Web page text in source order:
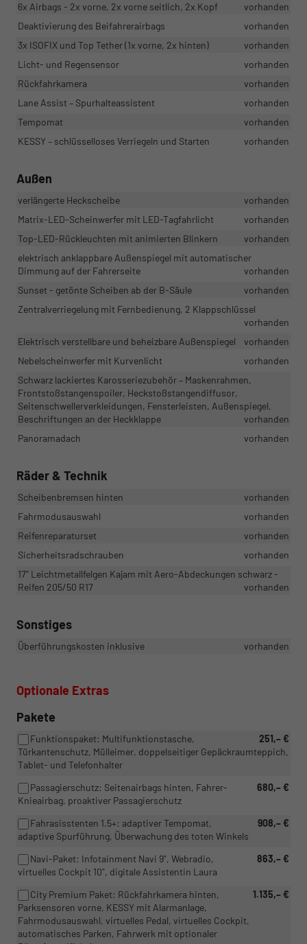
6x Airbags - 2x vorne, 2x vorne seitlich, 2x Kopf
vorhanden
Deaktivierung des Beifahrerairbags
vorhanden
3x ISOFIX und Top Tether (1x vorne, 2x hinten)
vorhanden
Licht- und Regensensor
vorhanden
Rückfahrkamera
vorhanden
Lane Assist – Spurhalteassistent
vorhanden
Tempomat
vorhanden
KESSY – schlüsselloses Verriegeln und Starten
vorhanden
Außen
verlängerte Heckscheibe
vorhanden
Matrix-LED-Scheinwerfer mit LED-Tagfahrlicht
vorhanden
Top-LED-Rückleuchten mit animierten Blinkern
vorhanden
elektrisch anklappbare Außenspiegel mit automatischer
Dimmung auf der Fahrerseite
vorhanden
Sunset - getönte Scheiben ab der B-Säule
vorhanden
Zentralverriegelung mit Fernbedienung, 2 Klappschlüssel
vorhanden
Elektrisch verstellbare und beheizbare Außenspiegel
vorhanden
Nebelscheinwerfer mit Kurvenlicht
vorhanden
Schwarz lackiertes Karosseriezubehör – Maskenrahmen,
Frontstoßstangenspoiler, Heckstoßstangendiffusor,
Seitenschwellerverkleidungen, Fensterleisten, Außenspiegel,
Beschriftungen an der Heckklappe
vorhanden
Panoramadach
vorhanden
Räder & Technik
Scheibenbremsen hinten
vorhanden
Fahrmodusauswahl
vorhanden
Reifenreparaturset
vorhanden
Sicherheitsradschrauben
vorhanden
17" Leichtmetallfelgen Kajam mit Aero-Abdeckungen schwarz -
Reifen 205/50 R17
vorhanden
Sonstiges
Überführungskosten inklusive vorhanden
Optionale Extras
Pakete
251,– €
Funktionspaket: Multifunktionstasche,
Türkantenschutz, Mülleimer, doppelseitiger Gepäckraumteppich,
Tablet- und Telefonhalter
680,– €
Passagierschutz: Seitenairbags hinten, Fahrer-
Knieairbag, proaktiver Passagierschutz
908,– €
Fahrasisstenten 1.5+: adaptiver Tempomat,
adaptive Spurführung, Überwachung des toten Winkels
863,– €
Navi-Paket: Infotainment Navi 9", Webradio,
virtuelles Cockpit 10", digitale Assistentin Laura
1.135,– €
City Premium Paket: Rückfahrkamera hinten,
Parksensoren vorne, KESSY mit Alarmanlage,
Fahrmodusauswahl, virtuelles Pedal, virtuelles Cockpit,
automatisches Parken, Fahrwerk mit optionaler